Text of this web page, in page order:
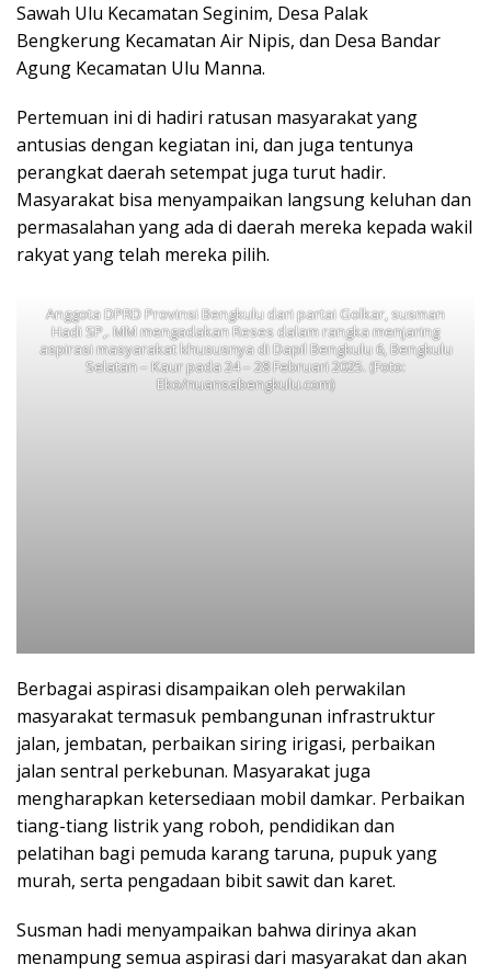
Sawah Ulu Kecamatan Seginim, Desa Palak
Bengkerung Kecamatan Air Nipis, dan Desa Bandar
Agung Kecamatan Ulu Manna.
Pertemuan ini di hadiri ratusan masyarakat yang
antusias dengan kegiatan ini, dan juga tentunya
perangkat daerah setempat juga turut hadir.
Masyarakat bisa menyampaikan langsung keluhan dan
permasalahan yang ada di daerah mereka kepada wakil
rakyat yang telah mereka pilih.
Anggota DPRD Provinsi Bengkulu dari partai Golkar, susman
Hadi SP,. MM mengadakan Reses dalam rangka menjaring
aspirasi masyarakat khususnya di Dapil Bengkulu 6, Bengkulu
Selatan – Kaur pada 24 – 28 Februari 2025. (Foto:
Eko/nuansabengkulu.com)
Berbagai aspirasi disampaikan oleh perwakilan
masyarakat termasuk pembangunan infrastruktur
jalan, jembatan, perbaikan siring irigasi, perbaikan
jalan sentral perkebunan. Masyarakat juga
mengharapkan ketersediaan mobil damkar. Perbaikan
tiang-tiang listrik yang roboh, pendidikan dan
pelatihan bagi pemuda karang taruna, pupuk yang
murah, serta pengadaan bibit sawit dan karet.
Susman hadi menyampaikan bahwa dirinya akan
menampung semua aspirasi dari masyarakat dan akan